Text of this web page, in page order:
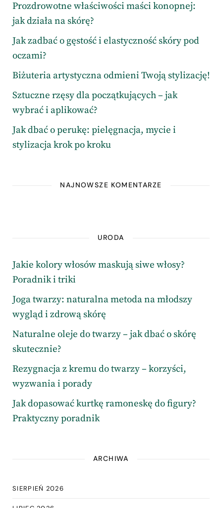
Prozdrowotne właściwości maści konopnej:
jak działa na skórę?
Jak zadbać o gęstość i elastyczność skóry pod
oczami?
Biżuteria artystyczna odmieni Twoją stylizację!
Sztuczne rzęsy dla początkujących – jak
wybrać i aplikować?
Jak dbać o perukę: pielęgnacja, mycie i
stylizacja krok po kroku
NAJNOWSZE KOMENTARZE
URODA
Jakie kolory włosów maskują siwe włosy?
Poradnik i triki
Joga twarzy: naturalna metoda na młodszy
wygląd i zdrową skórę
Naturalne oleje do twarzy – jak dbać o skórę
skutecznie?
Rezygnacja z kremu do twarzy – korzyści,
wyzwania i porady
Jak dopasować kurtkę ramoneskę do figury?
Praktyczny poradnik
ARCHIWA
SIERPIEŃ 2026